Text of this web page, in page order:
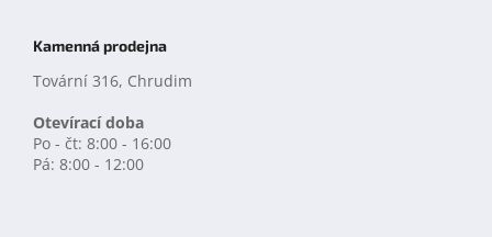
Kamenná prodejna
Tovární 316, Chrudim
Otevírací doba
Po - čt: 8:00 - 16:00
Pá: 8:00 - 12:00